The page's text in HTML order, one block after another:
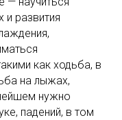
и развития
как ходьба, в
на лыжах,
нужно
падений, в том